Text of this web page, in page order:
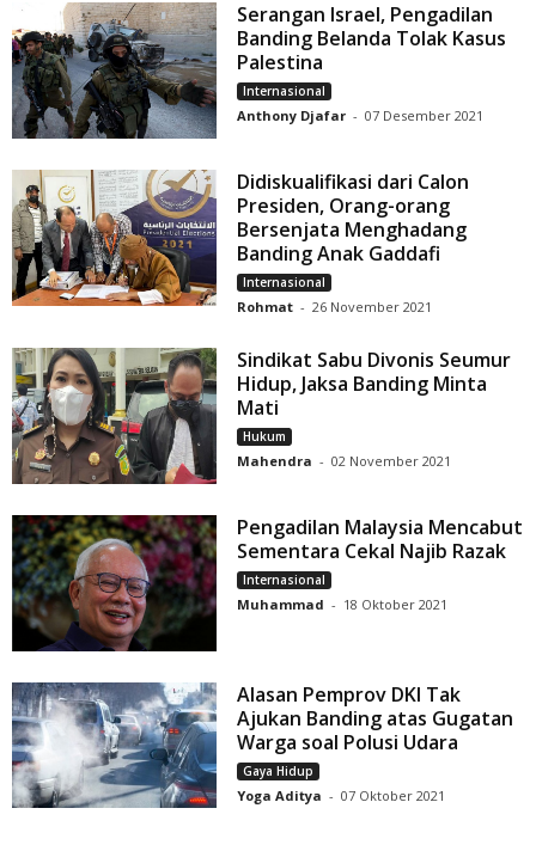
Serangan Israel, Pengadilan
Banding Belanda Tolak Kasus
Palestina
Internasional
Anthony Djafar - 07 Desember 2021
Didiskualifikasi dari Calon
Presiden, Orang-orang
Bersenjata Menghadang
Banding Anak Gaddafi
Internasional
Rohmat - 26 November 2021
Sindikat Sabu Divonis Seumur
Hidup, Jaksa Banding Minta
Mati
Hukum
Mahendra - 02 November 2021
Pengadilan Malaysia Mencabut
Sementara Cekal Najib Razak
Internasional
Muhammad - 18 Oktober 2021
Alasan Pemprov DKI Tak
Ajukan Banding atas Gugatan
Warga soal Polusi Udara
Gaya Hidup
Yoga Aditya - 07 Oktober 2021